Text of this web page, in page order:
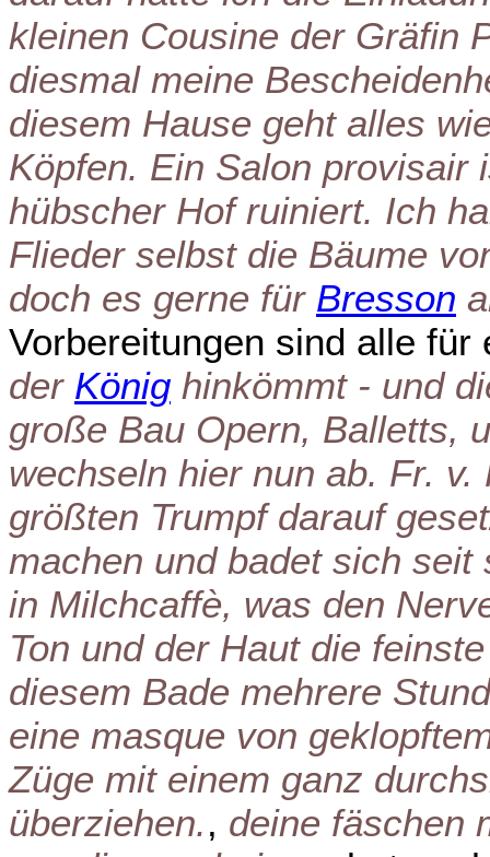
kleinen Cousine der Gräfin
diesmal meine
diesem Hause geht alles
Köpfen. Ein Salon provisair
hübscher Hof ruiniert. Ich
Flieder selbst die Bäume
doch es gerne für Bresson
Vorbereitungen sind alle
der König hinkömmt - und
große Bau Opern, Balletts,
wechseln hier nun ab. Fr.
größten Trumpf darauf
machen und badet sich
in Milchcaffè, was den
Ton und der Haut die
diesem Bade mehrere
eine masque von
Züge mit einem ganz
überziehen., deine fäschen